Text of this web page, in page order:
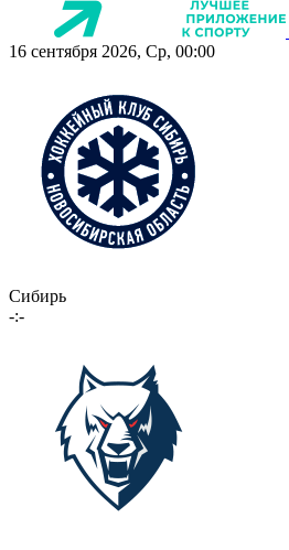
16 сентября 2026, Ср, 00:00
Сибирь
-:-